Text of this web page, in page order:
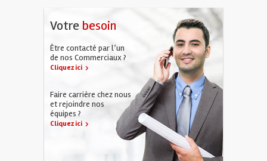
Votre besoin
Être contacté par l’un
de nos Commerciaux ?
Cliquez ici
Faire carrière chez nous
et rejoindre nos
équipes ?
Cliquez ici